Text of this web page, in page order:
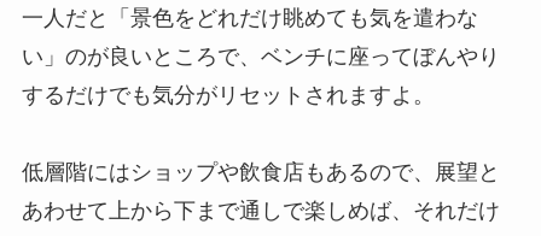
一人だと「景色をどれだけ眺めても気を遣わな
い」のが良いところで、ベンチに座ってぼんやり
するだけでも気分がリセットされますよ。
低層階にはショップや飲食店もあるので、展望と
あわせて上から下まで通しで楽しめば、それだけ